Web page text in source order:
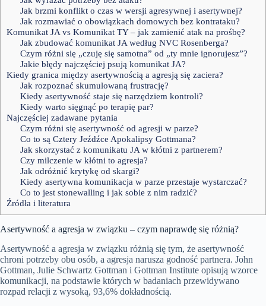
Jak brzmi konflikt o czas w wersji agresywnej i asertywnej?
Jak rozmawiać o obowiązkach domowych bez kontrataku?
Komunikat JA vs Komunikat TY – jak zamienić atak na prośbę?
Jak zbudować komunikat JA według NVC Rosenberga?
Czym różni się „czuję się samotna” od „ty mnie ignorujesz”?
Jakie błędy najczęściej psują komunikat JA?
Kiedy granica między asertywnością a agresją się zaciera?
Jak rozpoznać skumulowaną frustrację?
Kiedy asertywność staje się narzędziem kontroli?
Kiedy warto sięgnąć po terapię par?
Najczęściej zadawane pytania
Czym różni się asertywność od agresji w parze?
Co to są Cztery Jeźdźce Apokalipsy Gottmana?
Jak skorzystać z komunikatu JA w kłótni z partnerem?
Czy milczenie w kłótni to agresja?
Jak odróżnić krytykę od skargi?
Kiedy asertywna komunikacja w parze przestaje wystarczać?
Co to jest stonewalling i jak sobie z nim radzić?
Źródła i literatura
Asertywność a agresja w związku – czym naprawdę się różnią?
Asertywność a agresja w związku różnią się tym, że asertywność
chroni potrzeby obu osób, a agresja narusza godność partnera. John
Gottman, Julie Schwartz Gottman i Gottman Institute opisują wzorce
komunikacji, na podstawie których w badaniach przewidywano
rozpad relacji z wysoką, 93,6% dokładnością.